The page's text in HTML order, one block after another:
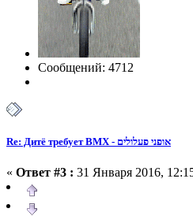
Сообщений: 4712
Re: Дитё требует BMX - אופני פעלולים
« Ответ #3 : 31 Января 2016,